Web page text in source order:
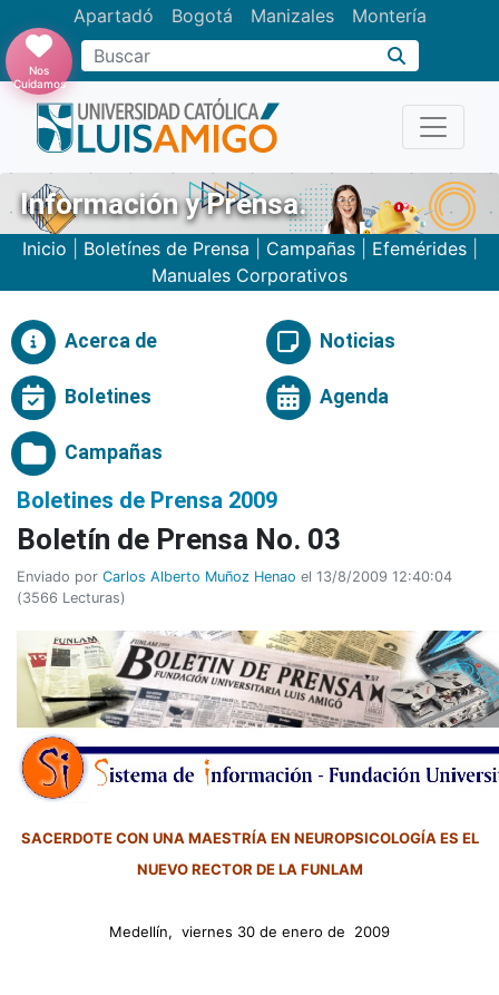
Apartadó Bogotá Manizales Montería
Buscar
Nos
Cuidamos
Información y Prensa.
Inicio Boletínes de Prensa Campañas| Efemérides|
Manuales Corporativos
Acerca de Noticias
Boletines Agenda
Campañas
Boletines de Prensa 2009
Boletín de Prensa No. 03
Enviado por Carlos Alberto Muñoz Henao el 13/8/2009 12:40:04
(3566 Lecturas)
SACERDOTE CON UNA MAESTRÍA EN NEUROPSICOLOGÍA ES EL
NUEVO RECTOR DE LA FUNLAM
Medellín, viernes 30 de enero de 2009